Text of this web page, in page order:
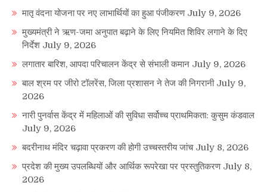
मातृ वंदना योजना पर नए लाभार्थियों का हुआ पंजीकरण July 9, 2026
मुख्यमंत्री ने ऋण-जमा अनुपात बढ़ाने के लिए नियमित शिविर लगाने के दिए
निर्देश July 9, 2026
लगातार बारिश, आपदा परिचालन केंद्र से संभाली कमान July 9, 2026
बाल श्रम पर जीरो टॉलरेंस, जिला प्रशासन ने तेज की निगरानी July 9,
2026
नारी पुनर्वास केंद्र में महिलाओं की सुविधा सर्वोच्च प्राथमिकता: कुसुम कंडवाल
July 9, 2026
बदरीनाथ मंदिर चढ़ावा प्रकरण की होगी उच्चस्तरीय जांच July 8, 2026
प्रदेश की मुख्य उपलब्धियों और आर्थिक रूपरेखा पर प्रस्तुतिकरण July 8,
2026